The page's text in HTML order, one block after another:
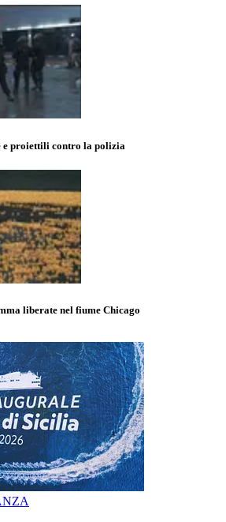
e proiettili contro la polizia
liberate nel fiume Chicago